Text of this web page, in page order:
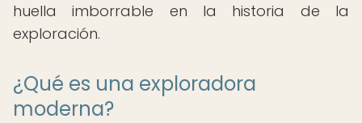
huella imborrable en la historia de la
exploración.
¿Qué es una exploradora
moderna?